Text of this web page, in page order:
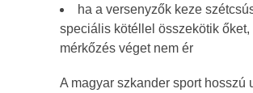
ha a versenyzők keze
speciális kötéllel összekötik őket,
mérkőzés véget nem ér
A magyar szkander sport hosszú